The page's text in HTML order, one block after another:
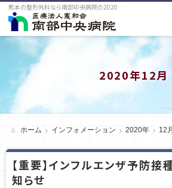
熊本の整形外科なら南部中央病院の2020 12月をご紹介
2020年12月
ホーム インフォメーション 2020年 12月
【重要】インフルエンザ予防
知らせ